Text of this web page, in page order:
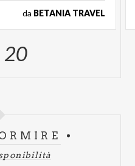
da BETANIA TRAVEL
20